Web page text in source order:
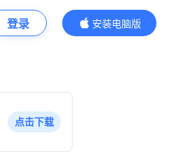
登录
安装电脑版
内容更精彩
点击下载